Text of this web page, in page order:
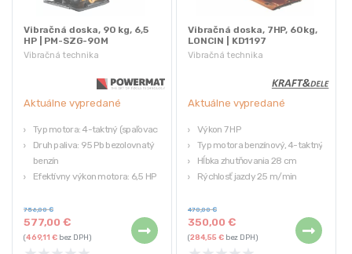
Vibračná technika
Vibračná doska, 90 kg, 6,5
HP | PM-SZG-90M
Aktuálne vypredané
Typ motora: 4-taktný (spaľovací)
Druh paliva: 95 Pb bezolovnatý
benzín
Efektívny výkon motora: 6,5 HP
Objem: 196 cm³
577,00€
756,00€
(469,11 €bez DPH)
Vibračná technika
Vibračná doska, 7HP, 60kg,
LONCIN | KD1197
Aktuálne vypredané
Výkon 7 HP
Typ motora benzínový, 4-taktný
Hĺbka zhutňovania 28 cm
Rýchlosť jazdy 25 m/min
350,00€
470,00€
(284,55 €bez DPH)